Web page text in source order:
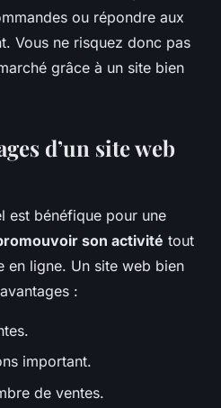
ou répondre aux
Vous ne risquez donc pas
grâce à un site bien
d’un site web
est bénéfique pour une
son activité tout
en ligne. Un site web bien
:
important.
de ventes.